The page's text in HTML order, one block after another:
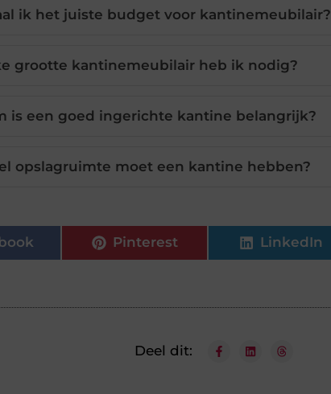
ik het juiste budget voor kantinemeubilair?
grootte kantinemeubilair heb ik nodig?
is een goed ingerichte kantine belangrijk?
opslagruimte moet een kantine hebben?
Pinterest LinkedIn
Deel dit: